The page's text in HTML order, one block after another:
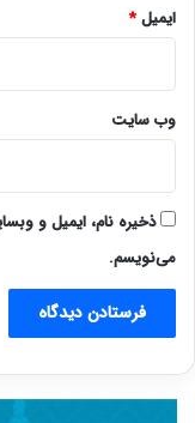
ایمیل*
وب‌ سایت
ذخیره نام، ایمیل و
می‌نویسم.